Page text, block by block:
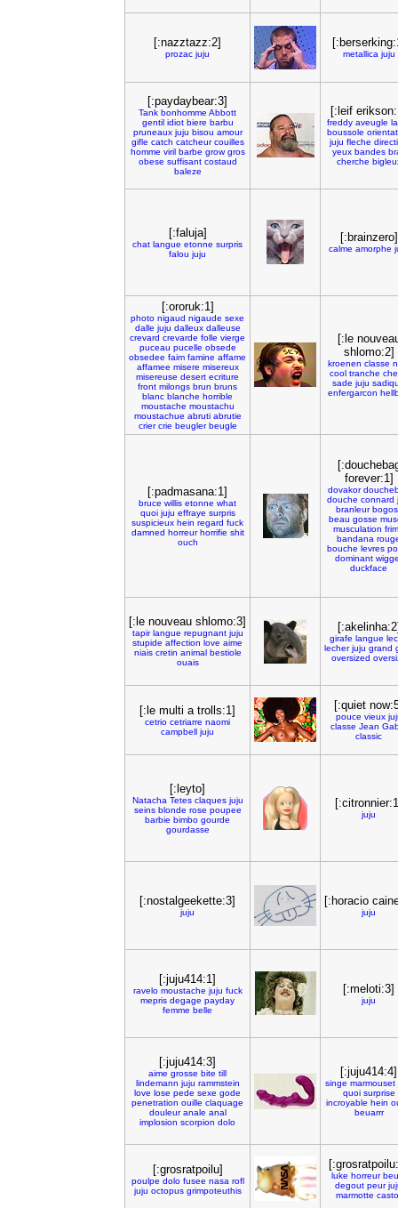
[:nazztazz:2]
prozac juju metallica juju
[:paydaybear:3]
Tank bonhomme Abbott
gentil idiot biere barbu
pruneaux juju bisou amour
gifle catch catcheur couilles
homme viril barbe grow gros
obese suffisant costaud
baleze
[:leif
freddy aveugle
boussole
juju fleche
yeux bandes
cherche
[:faluja]
chat langue etonne surpris
falou juju
[:brainzero]
calme amorphe
[:ororuk:1]
photo nigaud nigaude sexe
dalle juju dalleux dalleuse
crevard crevarde folle vierge
puceau pucelle obsede
obsedee faim famine affame
affamee misere misereux
misereuse desert ecriture
front milongs brun bruns
blanc blanche horrible
moustache moustachu
moustachue abruti abrutie
crier crie beugler beugle
[:le
shlomo:2]
kroenen classe
cool tranche
sade juju
enfergarcon
[:padmasana:1]
bruce willis etonne what
quoi juju effraye surpris
suspicieux hein regard fuck
damned horreur horrifie shit
ouch
forever:1]
dovakor
douche connard
branleur
beau gosse
musculation
bandana
bouche levres
dominant
duckface
[:le nouveau shlomo:3]
tapir langue repugnant juju
stupide affection love aime
niais cretin animal bestiole
ouais
girafe langue
lecher juju grand
oversized
[:le multi a trolls:1]
cetrio cetriarre naomi
campbell juju
[:quiet
pouce vieux
classe Jean
classic
[:leyto]
Natacha Tetes claques juju
seins blonde rose poupee
barbie bimbo gourde
gourdasse
juju
[:nostalgeekette:3]
juju
[:horacio
juju
[:juju414:1]
ravelo moustache juju fuck
mepris degage payday
femme belle
[:meloti:3]
juju
[:juju414:3]
aime grosse bite till
lindemann juju rammstein
love lose pede sexe gode
penetration ouille claquage
douleur anale anal
implosion scorpion dolo
[:juju414:4]
singe marmouset
quoi surprise
incroyable hein
beuarrr
[:grosratpoilu]
poulpe dolo fusee nasa rofl
juju octopus grimpoteuthis
luke horreur
degout peur
marmotte